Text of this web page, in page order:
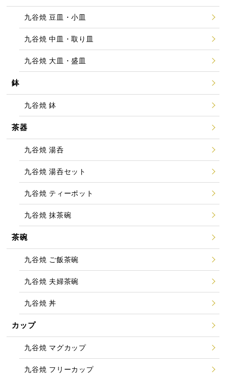
九谷焼 豆皿・小皿
九谷焼 中皿・取り皿
九谷焼 大皿・盛皿
鉢
九谷焼 鉢
茶器
九谷焼 湯呑
九谷焼 湯呑セット
九谷焼 ティーポット
九谷焼 抹茶碗
茶碗
九谷焼 ご飯茶碗
九谷焼 夫婦茶碗
九谷焼 丼
カップ
九谷焼 マグカップ
九谷焼 フリーカップ